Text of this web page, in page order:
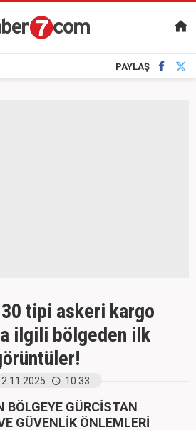
PAYLAŞ
tipi askeri kargo
ilgili bölgeden ilk
10:33
BÖLGEYE GÜRCİSTAN
GÜVENLİK ÖNLEMLERİ